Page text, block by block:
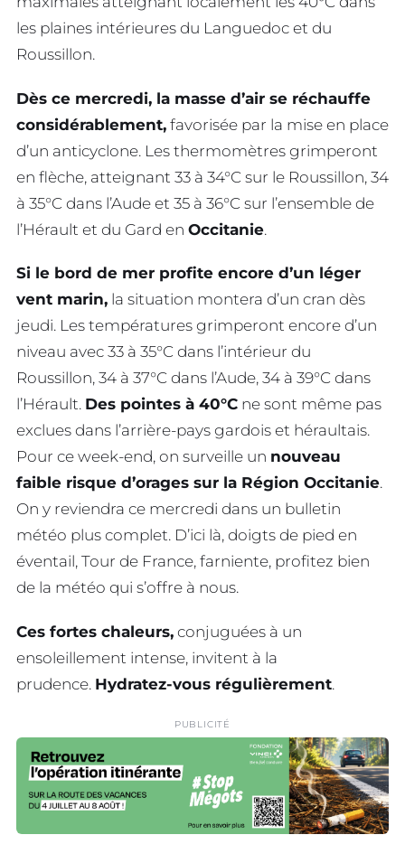
les plaines intérieures du Languedoc et du
Roussillon.
Dès ce mercredi, la masse d’air se réchauffe
considérablement, favorisée par la mise en place
d’un anticyclone. Les thermomètres grimperont
en flèche, atteignant 33 à 34°C sur le Roussillon, 34
à 35°C dans l’Aude et 35 à 36°C sur l’ensemble de
l’Hérault et du Gard en Occitanie.
Si le bord de mer profite encore d’un léger
vent marin, la situation montera d’un cran dès
jeudi. Les températures grimperont encore d’un
niveau avec 33 à 35°C dans l’intérieur du
Roussillon, 34 à 37°C dans l’Aude, 34 à 39°C dans
l’Hérault. Des pointes à 40°C ne sont même pas
exclues dans l’arrière-pays gardois et héraultais.
Pour ce week-end, on surveille un nouveau
faible risque d’orages sur la Région Occitanie.
On y reviendra ce mercredi dans un bulletin
météo plus complet. D’ici là, doigts de pied en
éventail, Tour de France, farniente, profitez bien
de la météo qui s’offre à nous.
Ces fortes chaleurs, conjuguées à un
ensoleillement intense, invitent à la
prudence. Hydratez-vous régulièrement.
PUBLICITÉ